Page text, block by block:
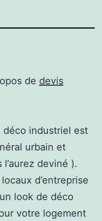
de devis
déco industriel est
urbain et
deviné ).
d’entreprise
look de déco
votre logement